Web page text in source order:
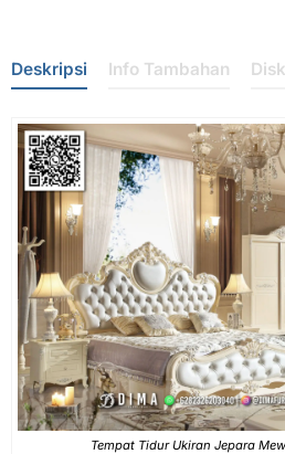
Deskripsi Info Tambahan
Tempat Tidur Ukiran Jepara